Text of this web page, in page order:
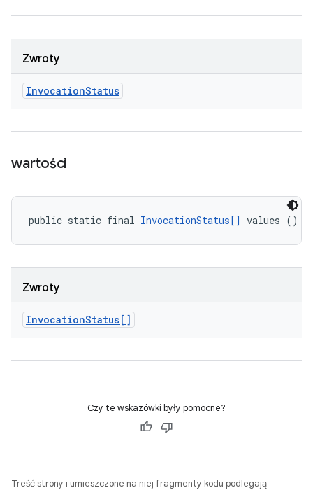
Zwroty
InvocationStatus
wartości
public static final InvocationStatus[] values ()
Zwroty
InvocationStatus[]
Czy te wskazówki były pomocne?
Treść strony i umieszczone na niej fragmenty kodu podlegają